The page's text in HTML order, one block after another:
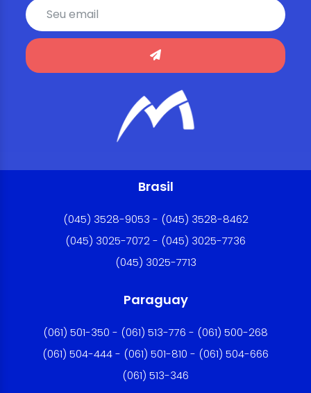
Brasil
(045) 3528-9053 - (045) 3528-8462
(045) 3025-7072 - (045) 3025-7736
(045) 3025-7713
Paraguay
(061) 501-350 - (061) 513-776 - (061) 500-268
(061) 504-444 - (061) 501-810 - (061) 504-666
(061) 513-346